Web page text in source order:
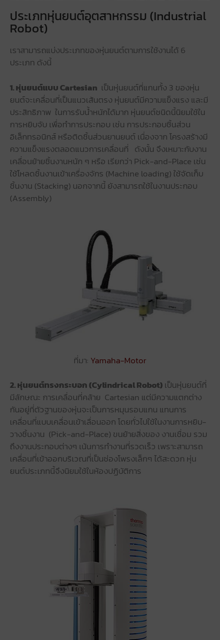
ประเภทหุ่นยนต์อุตสาหกรรม (Industrial
Robot)
เราสามารถแบ่งประเภทของหุ่นยนต์ตามการใช้งานได้ 6
ประเภท ดังนี้
1. หุ่นยนต์แบบ Cartesian เป็นหุ่นยนต์ที่แกนทั้ง 3 ของหุ่น
ยนต์จะเคลื่อนที่เป็นแนวเส้นตรง หุ่นยนต์มีความแข็งแรง และมี
ประสิทธิภาพ ในการรับน้ำหนักได้มาก หุ่นยนต์ชนิดนี้นิยมใช้ใน
การหยิบจับ เพื่อทำการประกอบ เช่น การประกอบชิ้นส่วน
อิเล็กทรอนิกส์ หรือติดชิ้นส่วนยานยนต์ เนื่องจาก โครงสร้างมี
ความแข็งแรงตลอดแนวการเคลื่อนที่ ดังนั้น จึงเหมาะกับงาน
เคลื่อนย้ายชิ้นงานหนัก ๆ หรือ เรียกว่า Pick-and-Place เช่น
ใช้โหลดชิ้นงานเข้าเครื่องจักร (Machine loading) ใช้จัดเก็บ
ชิ้นงาน (Stacking) นอกจากนี้ ยังสามารถใช้ในงานประกอบ
(Assembly)
ที่มา: Yamaha-Motor
2. หุ่นยนต์ทรงกระบอก (Cylindrical Robot)เป็นหุ่นยนต์ที่
มีลักษณะ การเคลื่อนที่คล้าย Cartesian แต่มีความแตกต่าง
กันอยู่ที่ตัวฐานของหุ่นจะเป็นการหมุนรอบแกน แทนการ
เคลื่อนที่แบบเคลื่อนเข้าเลื่อนออก โดยทั่วไปใช้ในงานการหยิบ-
วางชิ้นงาน (Pick-and-Place) ขนย้ายสิ่งของ งานเชื่อม รวม
ถึงงานประกอบต่างๆ เน้นการทำงานที่รวดเร็ว เพราะสามารถ
เคลื่อนที่เข้าออกบริเวณที่เป็นช่องโพรงเล็กๆ ได้สะดวก หุ่น
ยนต์ประเภทนี้จึงนิยมใช้ในห้องปฏิบัติการ